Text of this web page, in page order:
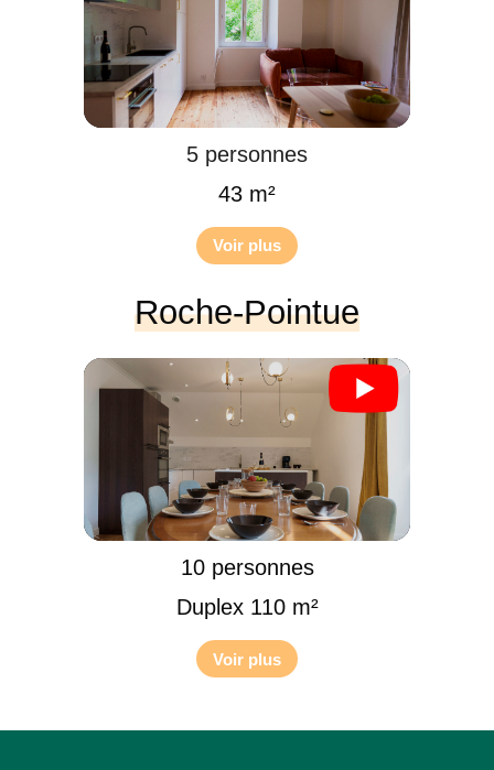
5 personnes
43 m²
Voir plus
Roche-Pointue
10 personnes
Duplex 110 m²
Voir plus